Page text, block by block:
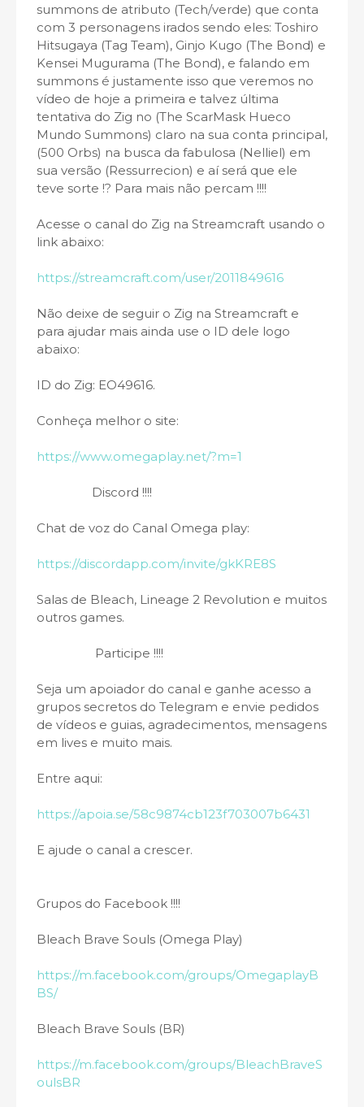
summons de atributo (Tech/verde) que conta
com 3 personagens irados sendo eles: Toshiro
Hitsugaya (Tag Team), Ginjo Kugo (The Bond) e
Kensei Mugurama (The Bond), e falando em
summons é justamente isso que veremos no
vídeo de hoje a primeira e talvez última
tentativa do Zig no (The ScarMask Hueco
Mundo Summons) claro na sua conta principal,
(500 Orbs) na busca da fabulosa (Nelliel) em
sua versão (Ressurrecion) e aí será que ele
teve sorte !? Para mais não percam !!!!
Acesse o canal do Zig na Streamcraft usando o
link abaixo:
https://streamcraft.com/user/2011849616
Não deixe de seguir o Zig na Streamcraft e
para ajudar mais ainda use o ID dele logo
abaixo:
ID do Zig: EO49616.
Conheça melhor o site:
https://www.omegaplay.net/?m=1
Discord !!!!
Chat de voz do Canal Omega play:
https://discordapp.com/invite/gkKRE8S
Salas de Bleach, Lineage 2 Revolution e muitos
outros games.
Participe !!!!
Seja um apoiador do canal e ganhe acesso a
grupos secretos do Telegram e envie pedidos
de vídeos e guias, agradecimentos, mensagens
em lives e muito mais.
Entre aqui:
https://apoia.se/58c9874cb123f703007b6431
E ajude o canal a crescer.
Grupos do Facebook !!!!
Bleach Brave Souls (Omega Play)
https://m.facebook.com/groups/OmegaplayB
BS/
Bleach Brave Souls (BR)
https://m.facebook.com/groups/BleachBraveS
oulsBR